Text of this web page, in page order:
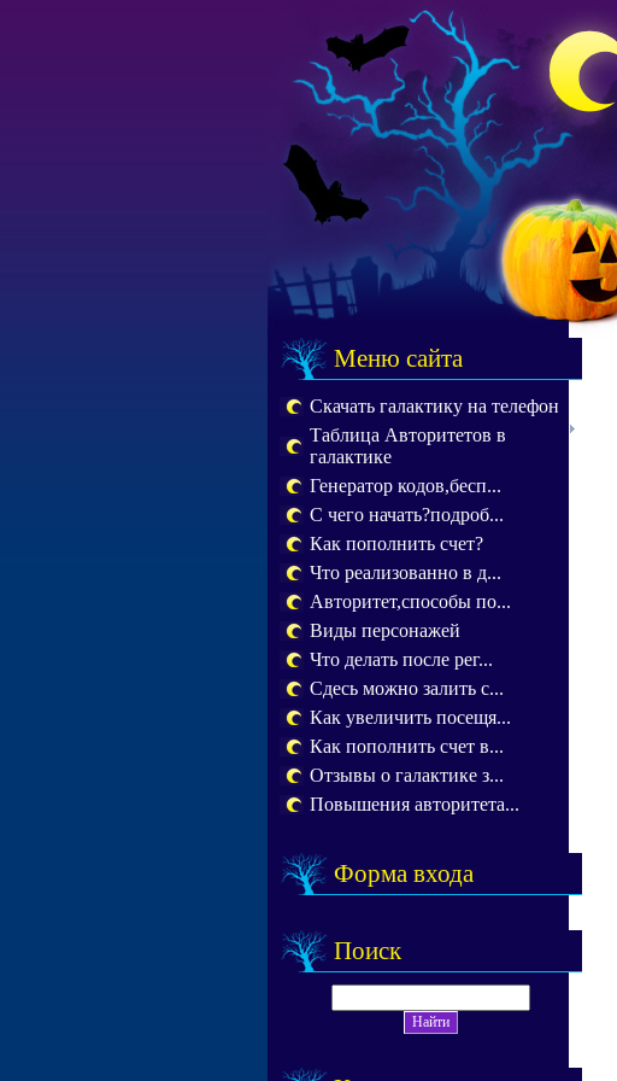
Меню сайта
Скачать галактику на телефон
Таблица Авторитетов в
галактике
Генератор кодов,бесп...
С чего начать?подроб...
Как пополнить счет?
Что реализованно в д...
Авторитет,способы по...
Виды персонажей
Что делать после рег...
Сдесь можно залить с...
Как увеличить посещя...
Как пополнить счет в...
Отзывы о галактике з...
Повышения авторитета...
Форма входа
Поиск